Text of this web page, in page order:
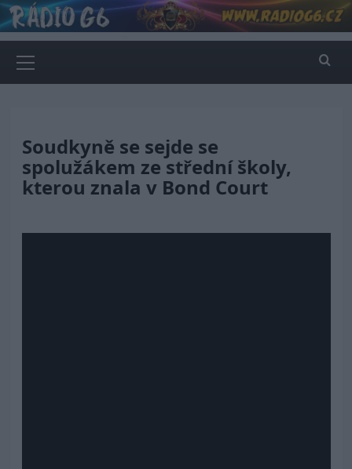
Skip
to
content
Menu
Soudkyně se sejde se
spolužákem ze střední školy,
kterou znala v Bond Court